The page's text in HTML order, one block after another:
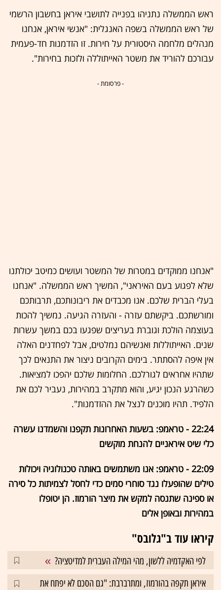
ראש הממשלה נתניהו בפנייה לתושבי איראן בחשבון הרשמי
של ראש הממשלה בשפה האנגלית: "אנשי איראן, אנחנו
מנהלים מלחמה היסטורית על חירות. זו הזדמנות חד-פעמית
עבורכם להוריד את משטר האייתוללה ולזכות בחירות".
- פרסומת -
"אנחנו ממוקדים במטרות של המשטר ועושים כמיטב יכולתנו
שלא לפגוע בעם האיראני", המשיך ראש הממשלה. "אנחנו
בעלי הברית שלכם. אנו מכבדים את ריבונותכם, תרבותכם
ומורשתכם. ביקשתם עזרה - והעזרה הגיעה. נמשיך להכות
בעוצמה הולכת וגוברת בעריצים שפגעו בכם במשך עשרות
שנים. האייתוללות ואנשיהם נמלטים, אבל לפחדנים האלה
אין איפה להסתתר. בימים הקרובים ניצור את התנאים לכך
שתהיו אחראים לגורלכם. החלומות שלכם יהפכו למציאות.
כשהרגע הנכון יגיע, והוא מתקרב במהירות, נעביר לכם את
הלפיד. תהיו מוכנים לנצל את ההזדמנות".
22:24 - טראמפ: בשעות האחרונות תקפנו והשמדנו עשרה
כלי שיט איראניים להנחת מוקשים
22:09 - טראמפ: אנו משתמשים באותה טכנולוגיה ויכולות
טילים שהופעלו נגד סוחרי סמים כדי לחסל לצמיתות כל סירה
או ספינה שתנסה למקש את מיצר הורמוז. הן יטופלו
במהירות ובאופן אלים
קיראו עוד ב"גלובס"
לפי האקדמיה ללשון, מהי המילה העברית למדיטציה?
איראן תקפה בהורמוז, ומתרברבת: "גם הסכם לא יפתח את